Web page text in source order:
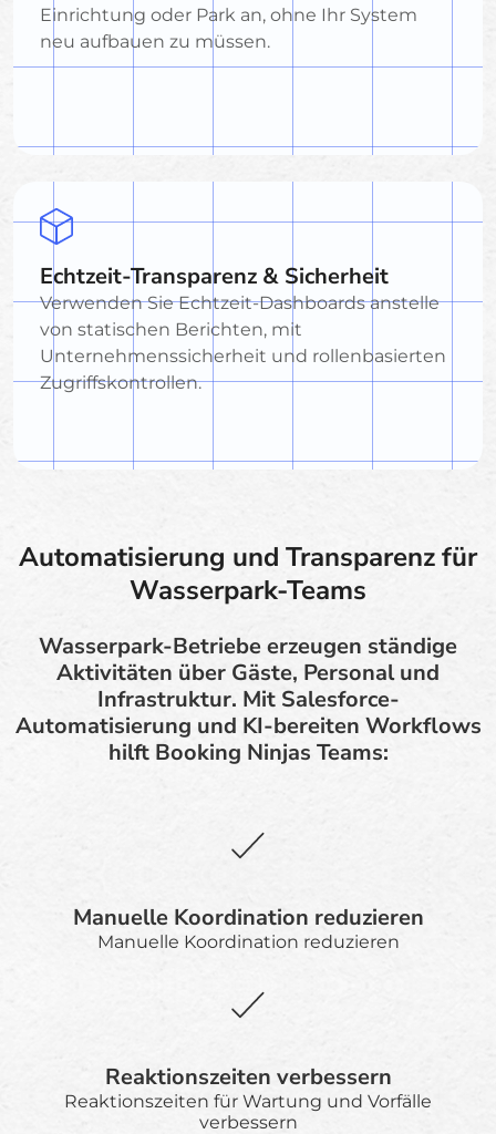
Einrichtung oder Park an, ohne Ihr System
neu aufbauen zu müssen.
Echtzeit-Transparenz & Sicherheit
Verwenden Sie Echtzeit-Dashboards anstelle
von statischen Berichten, mit
Unternehmenssicherheit und rollenbasierten
Zugriffskontrollen.
Automatisierung und Transparenz für
Wasserpark-Teams
Wasserpark-Betriebe erzeugen ständige
Aktivitäten über Gäste, Personal und
Infrastruktur. Mit Salesforce-
Automatisierung und KI-bereiten Workflows
hilft Booking Ninjas Teams:
Manuelle Koordination reduzieren
Manuelle Koordination reduzieren
Reaktionszeiten verbessern
Reaktionszeiten für Wartung und Vorfälle
verbessern